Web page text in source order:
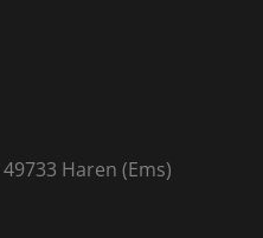
Haren (Ems)